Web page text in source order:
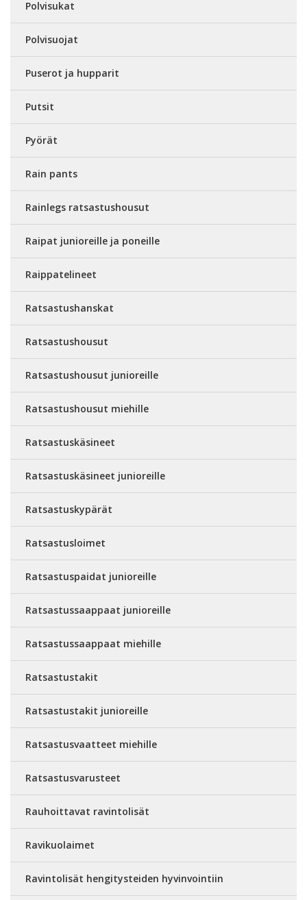
Polvisukat
Polvisuojat
Puserot ja hupparit
Putsit
Pyörät
Rain pants
Rainlegs ratsastushousut
Raipat junioreille ja poneille
Raippatelineet
Ratsastushanskat
Ratsastushousut
Ratsastushousut junioreille
Ratsastushousut miehille
Ratsastuskäsineet
Ratsastuskäsineet junioreille
Ratsastuskypärät
Ratsastusloimet
Ratsastuspaidat junioreille
Ratsastussaappaat junioreille
Ratsastussaappaat miehille
Ratsastustakit
Ratsastustakit junioreille
Ratsastusvaatteet miehille
Ratsastusvarusteet
Rauhoittavat ravintolisät
Ravikuolaimet
Ravintolisät hengitysteiden hyvinvointiin